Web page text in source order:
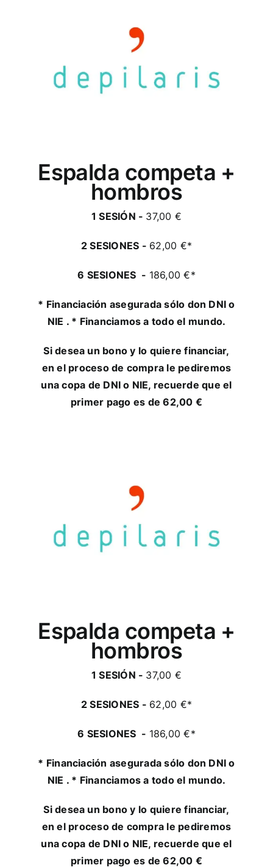
Espalda competa +
hombros
1 SESIÓN - 37,00 €
2 SESIONES - 62,00 €*
6 SESIONES - 186,00 €*
* Financiación asegurada sólo don DNI o
NIE . * Financiamos a todo el mundo.
Si desea un bono y lo quiere financiar,
en el proceso de compra le pediremos
una copa de DNI o NIE, recuerde que el
primer pago es de 62,00 €
Espalda competa +
hombros
1 SESIÓN - 37,00 €
2 SESIONES - 62,00 €*
6 SESIONES - 186,00 €*
* Financiación asegurada sólo don DNI o
NIE . * Financiamos a todo el mundo.
Si desea un bono y lo quiere financiar,
en el proceso de compra le pediremos
una copa de DNI o NIE, recuerde que el
primer pago es de 62,00 €